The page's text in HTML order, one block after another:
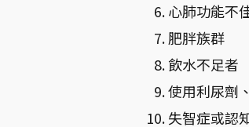
心肺功能不
肥胖族群
飲水不足者
使用利尿劑
失智症或認